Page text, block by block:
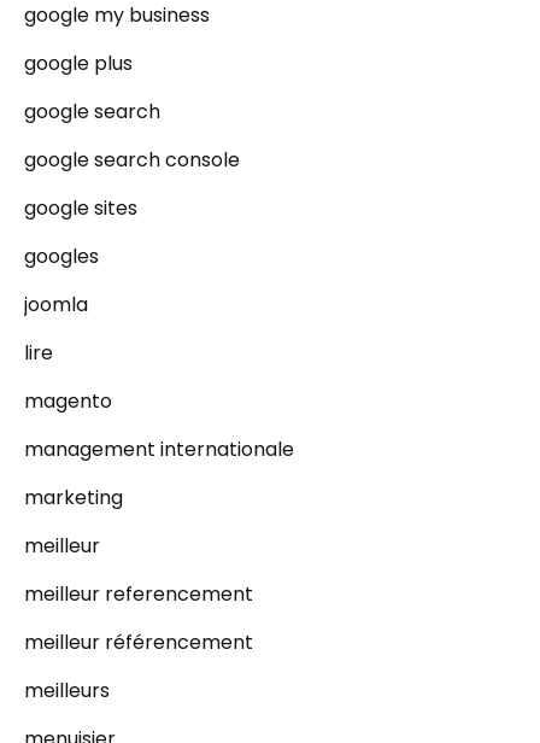
google my business
google plus
google search
google search console
google sites
googles
joomla
lire
magento
management internationale
marketing
meilleur
meilleur referencement
meilleur référencement
meilleurs